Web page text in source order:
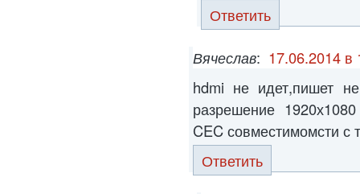
Ответить
Вячеслав: 17.06.2014 в
hdmi не идет,пишет
разрешение
CEC совместимомсти с
Ответить